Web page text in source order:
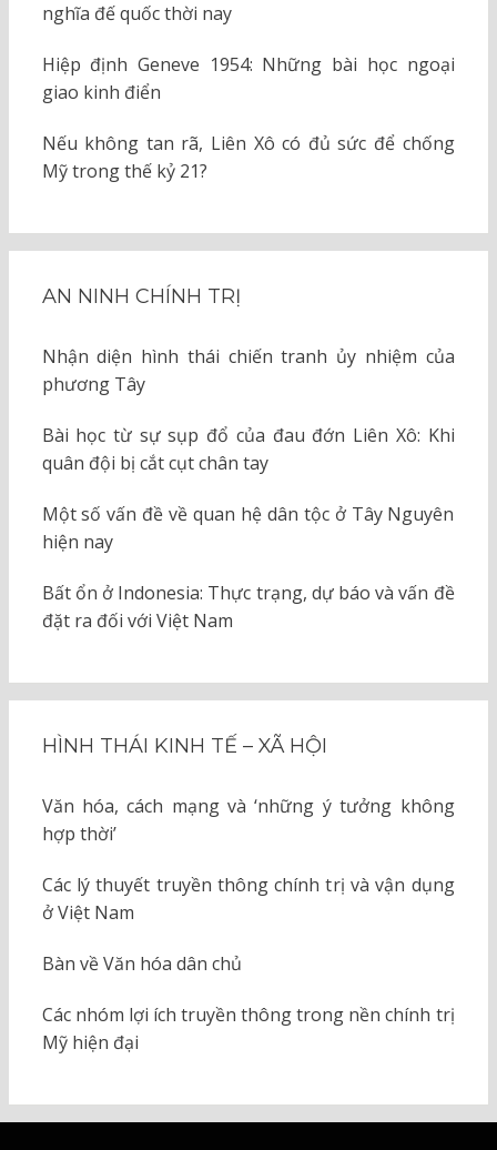
nghĩa đế quốc thời nay
Hiệp định Geneve 1954: Những bài học ngoại
giao kinh điển
Nếu không tan rã, Liên Xô có đủ sức để chống
Mỹ trong thế kỷ 21?
AN NINH CHÍNH TRỊ
Nhận diện hình thái chiến tranh ủy nhiệm của
phương Tây
Bài học từ sự sụp đổ của đau đớn Liên Xô: Khi
quân đội bị cắt cụt chân tay
Một số vấn đề về quan hệ dân tộc ở Tây Nguyên
hiện nay
Bất ổn ở Indonesia: Thực trạng, dự báo và vấn đề
đặt ra đối với Việt Nam
HÌNH THÁI KINH TẾ – XÃ HỘI
Văn hóa, cách mạng và ‘những ý tưởng không
hợp thời’
Các lý thuyết truyền thông chính trị và vận dụng
ở Việt Nam
Bàn về Văn hóa dân chủ
Các nhóm lợi ích truyền thông trong nền chính trị
Mỹ hiện đại